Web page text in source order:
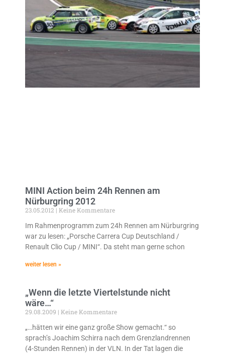
MINI Action beim 24h Rennen am
Nürburgring 2012
23.05.2012
Keine Kommentare
Im Rahmenprogramm zum 24h Rennen am Nürburgring
war zu lesen: „Porsche Carrera Cup Deutschland /
Renault Clio Cup / MINI“. Da steht man gerne schon
weiter lesen »
„Wenn die letzte Viertelstunde nicht
wäre…“
29.08.2009
Keine Kommentare
„…hätten wir eine ganz große Show gemacht.“ so
sprach’s Joachim Schirra nach dem Grenzlandrennen
(4-Stunden Rennen) in der VLN. In der Tat lagen die